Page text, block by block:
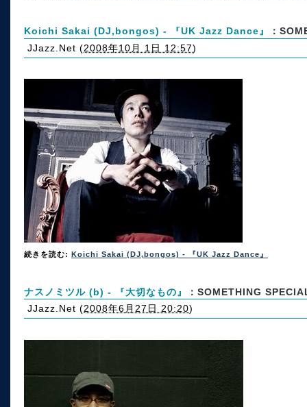
Koichi Sakai (DJ,bongos) - 『UK Jazz Dance』
：
JJazz.Net (2008年10月 1日 12:57)
続きを読む: Koichi Sakai (DJ,bongos) - 『UK Jazz Dance』
ナスノミツル (b) - 『大切なもの』
：SOMETHING
JJazz.Net (2008年6月27日 20:20)